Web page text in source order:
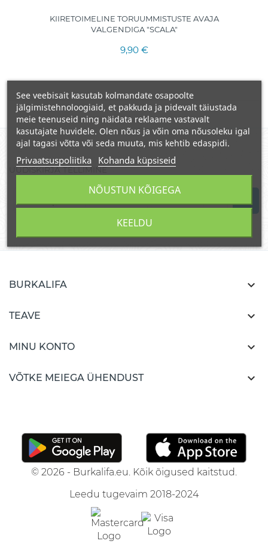
KIIRETOIMELINE TORUUMMISTUSTE AVAJA
VALGENDIGA "SCALA"
9,90 €
UUDISKIRJA TELLIMINE
BURKALIFA 
TEAVE 
MINU KONTO 
VÕTKE MEIEGA ÜHENDUST 
© 2026 - Burkalifa.eu. Kõik õigused kaitstud.
Leedu tugevaim 2018-2024
See veebisait kasutab kolmandate osapoolte
jälgimistehnoloogiaid, et pakkuda ja pidevalt täiustada
meie teenuseid ning näidata reklaame vastavalt
kasutajate huvidele. Olen nõus ja võin oma nõusoleku igal
ajal tagasi võtta või seda muuta, mis kehtib edaspidi.
Privaatsuspoliitika Kohanda küpsiseid
KEELDU
NÕUSTUN KÕIGEGA